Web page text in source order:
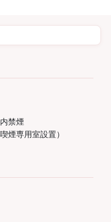
禁煙
煙専用室設置）